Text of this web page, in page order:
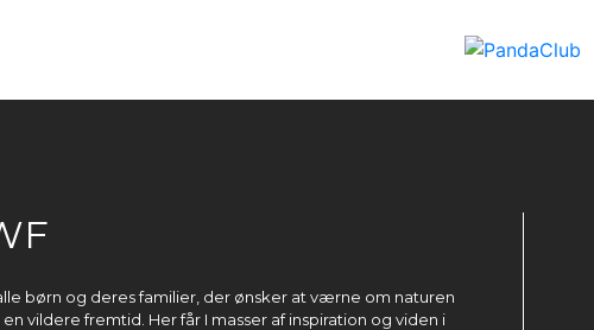
børn og deres familier, der ønsker at værne om naturen
vildere fremtid. Her får I masser af inspiration og viden i